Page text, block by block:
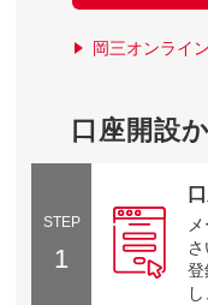
岡三オンライ
口座開設
STEP
1
さ
登